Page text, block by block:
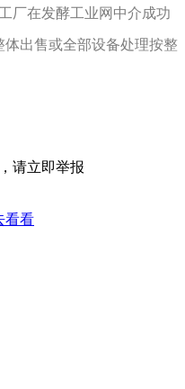
厂在发酵工业网中介成功
体出售或全部设备处理按整
请立即举报
看看